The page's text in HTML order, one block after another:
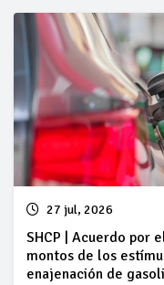
27 jul, 2026
SHCP | Acuerdo por
montos de los
enajenación de